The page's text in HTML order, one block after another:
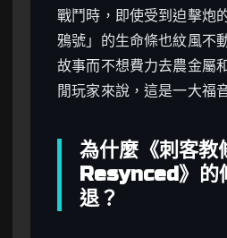
戰鬥時，即使受到迫擊炮
鴉號」的生命條也紋風不
故事而不想費力去農金屬
閒玩家來說，這是一大福
為什麼《刺客教
Resynced》的
退？